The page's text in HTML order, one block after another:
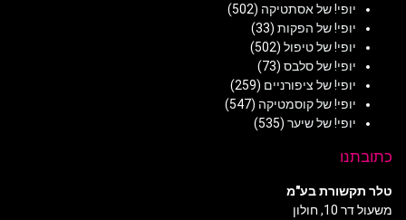
יופי! של אסתטיקה (502)
יופי! של הפקות (33)
יופי! של טיפול (502)
יופי! של סלבס (73)
יופי! של ציפורניים (259)
יופי! של קוסמטיקה (547)
יופי! של שיער (535)
כתובתנו
טלר תקשורת בע"מ
משעול דר 10, חולון